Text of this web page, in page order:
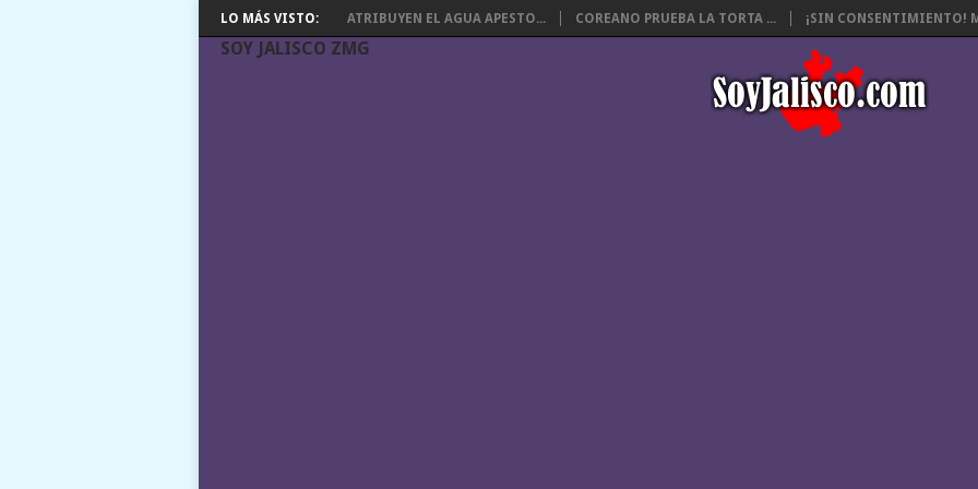
LO MÁS VISTO: ATRIBUYEN EL AGUA APESTO... COREANO PRUEBA LA TORTA ... ¡SIN CONSENTIMIENTO!
SOY JALISCO ZMG